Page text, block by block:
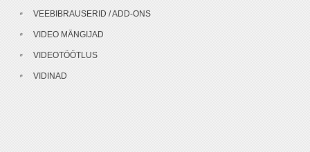
VEEBIBRAUSERID / ADD-ONS
VIDEO MÄNGIJAD
VIDEOTÖÖTLUS
VIDINAD